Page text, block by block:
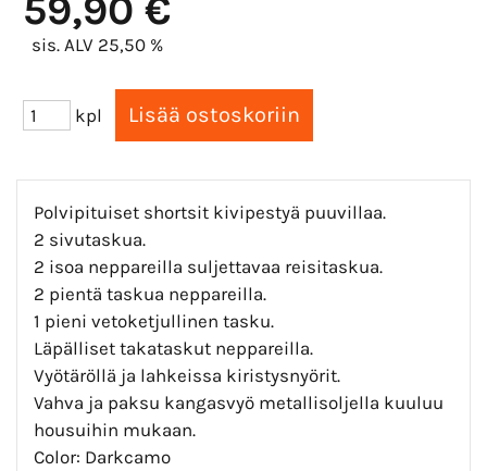
59,90 €
sis. ALV 25,50 %
kpl
Polvipituiset shortsit kivipestyä puuvillaa.
2 sivutaskua.
2 isoa neppareilla suljettavaa reisitaskua.
2 pientä taskua neppareilla.
1 pieni vetoketjullinen tasku.
Läpälliset takataskut neppareilla.
Vyötäröllä ja lahkeissa kiristysnyörit.
Vahva ja paksu kangasvyö metallisoljella kuuluu
housuihin mukaan.
Color: Darkcamo